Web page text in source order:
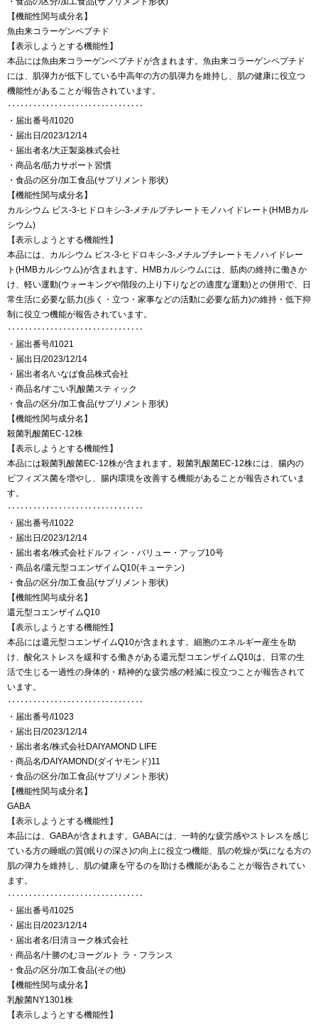
【機能性関与成分名】
魚由来コラーゲンペプチド
【表示しようとする機能性】
本品には魚由来コラーゲンペプチドが含まれます。魚由来コラーゲンペプチド
には、肌弾力が低下している中高年の方の肌弾力を維持し、肌の健康に役立つ
機能性があることが報告されています。
‥‥‥‥‥‥‥‥‥‥‥‥‥‥‥‥
・届出番号/I1020
・届出日/2023/12/14
・届出者名/大正製薬株式会社
・商品名/筋力サポート習慣
・食品の区分/加工食品(サプリメント形状)
【機能性関与成分名】
カルシウム ビス-3-ヒドロキシ-3-メチルブチレートモノハイドレート(HMBカル
シウム)
【表示しようとする機能性】
本品には、カルシウム ビス-3-ヒドロキシ-3-メチルブチレートモノハイドレー
ト(HMBカルシウム)が含まれます。HMBカルシウムには、筋肉の維持に働きか
け、軽い運動(ウォーキングや階段の上り下りなどの適度な運動)との併用で、日
常生活に必要な筋力(歩く・立つ・家事などの活動に必要な筋力)の維持・低下抑
制に役立つ機能が報告されています。
‥‥‥‥‥‥‥‥‥‥‥‥‥‥‥‥
・届出番号/I1021
・届出日/2023/12/14
・届出者名/いなば食品株式会社
・商品名/すごい乳酸菌スティック
・食品の区分/加工食品(サプリメント形状)
【機能性関与成分名】
殺菌乳酸菌EC-12株
【表示しようとする機能性】
本品には殺菌乳酸菌EC-12株が含まれます。殺菌乳酸菌EC-12株には、腸内の
ビフィズス菌を増やし、腸内環境を改善する機能があることが報告されていま
す。
‥‥‥‥‥‥‥‥‥‥‥‥‥‥‥‥
・届出番号/I1022
・届出日/2023/12/14
・届出者名/株式会社ドルフィン・バリュー・アップ10号
・商品名/還元型コエンザイムQ10(キューテン)
・食品の区分/加工食品(サプリメント形状)
【機能性関与成分名】
還元型コエンザイムQ10
【表示しようとする機能性】
本品には還元型コエンザイムQ10が含まれます。細胞のエネルギー産生を助
け、酸化ストレスを緩和する働きがある還元型コエンザイムQ10は、日常の生
活で生じる一過性の身体的・精神的な疲労感の軽減に役立つことが報告されて
います。
‥‥‥‥‥‥‥‥‥‥‥‥‥‥‥‥
・届出番号/I1023
・届出日/2023/12/14
・届出者名/株式会社DAIYAMOND LIFE
・商品名/DAIYAMOND(ダイヤモンド)11
・食品の区分/加工食品(サプリメント形状)
【機能性関与成分名】
GABA
【表示しようとする機能性】
本品には、GABAが含まれます。GABAには、一時的な疲労感やストレスを感じ
ている方の睡眠の質(眠りの深さ)の向上に役立つ機能、肌の乾燥が気になる方の
肌の弾力を維持し、肌の健康を守るのを助ける機能があることが報告されてい
ます。
‥‥‥‥‥‥‥‥‥‥‥‥‥‥‥‥
・届出番号/I1025
・届出日/2023/12/14
・届出者名/日清ヨーク株式会社
・商品名/十勝のむヨーグルト ラ・フランス
・食品の区分/加工食品(その他)
【機能性関与成分名】
乳酸菌NY1301株
【表示しようとする機能性】